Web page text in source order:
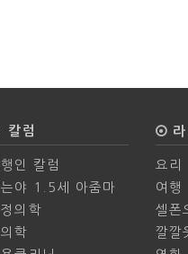
칼럼
행인 칼럼
는야 1.5세 아줌마
의학
학
라
요리
여행
셀폰
깔깔